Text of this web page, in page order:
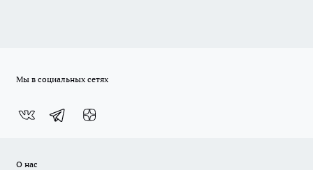
Мы в социальных сетях
О нас